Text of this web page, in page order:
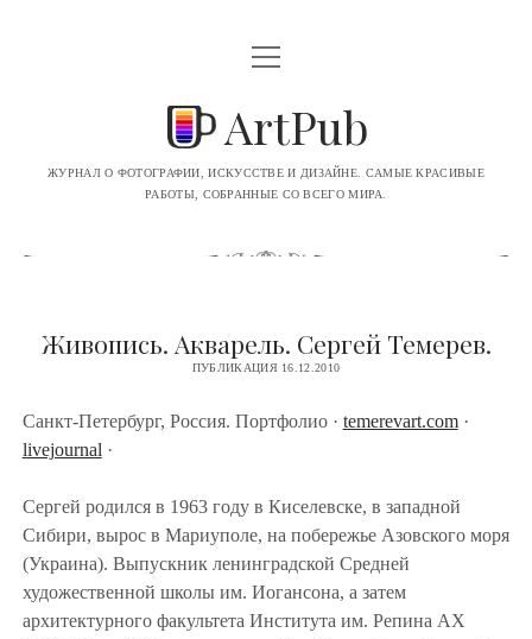
o
p
m
e
u
ArtPub
ЖУРНАЛ О ФОТОГРАФИИ, ИСКУССТВЕ И ДИЗАЙНЕ. САМЫЕ КРАСИВЫЕ
РАБОТЫ, СОБРАННЫЕ СО ВСЕГО МИРА.
ВСЕ ЗАПИСИ
РИСУНКИ
ИЛЛЮСТРАЦИЯ
ЖИВОПИСЬ
Живопись. Акварель. Сергей Темерев.
ПУБЛИКАЦИЯ 16.12.2010
Санкт-Петербург, Россия. Портфолио· temerevart.com·
livejournal ·
Сергей родился в 1963 году в Киселевске, в западной
Сибири, вырос в Мариуполе, на побережье Азовского моря
(Украина). Выпускник ленинградской Средней
художественной школы им. Иогансона, а затем
архитектурного факультета Института им. Репина АХ